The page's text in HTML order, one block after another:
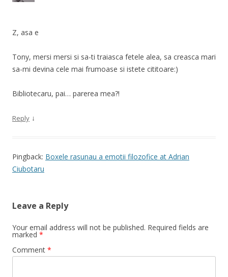
Z, asa e
Tony, mersi mersi si sa-ti traiasca fetele alea, sa creasca mari
sa-mi devina cele mai frumoase si istete cititoare:)
Bibliotecaru, pai… parerea mea?!
Reply ↓
Pingback: Boxele rasunau a emotii filozofice at Adrian
Ciubotaru
Leave a Reply
Your email address will not be published. Required fields are
marked *
Comment *